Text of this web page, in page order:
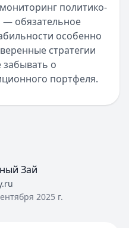
политико-
— обязательное
особенно
стратегии
забывать о
портфеля.
Зай
2025 г.